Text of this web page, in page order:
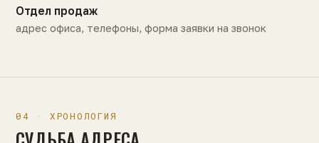
Отдел продаж
адрес офиса, телефоны, форма заявки на звонок
04 · ХРОНОЛОГИЯ